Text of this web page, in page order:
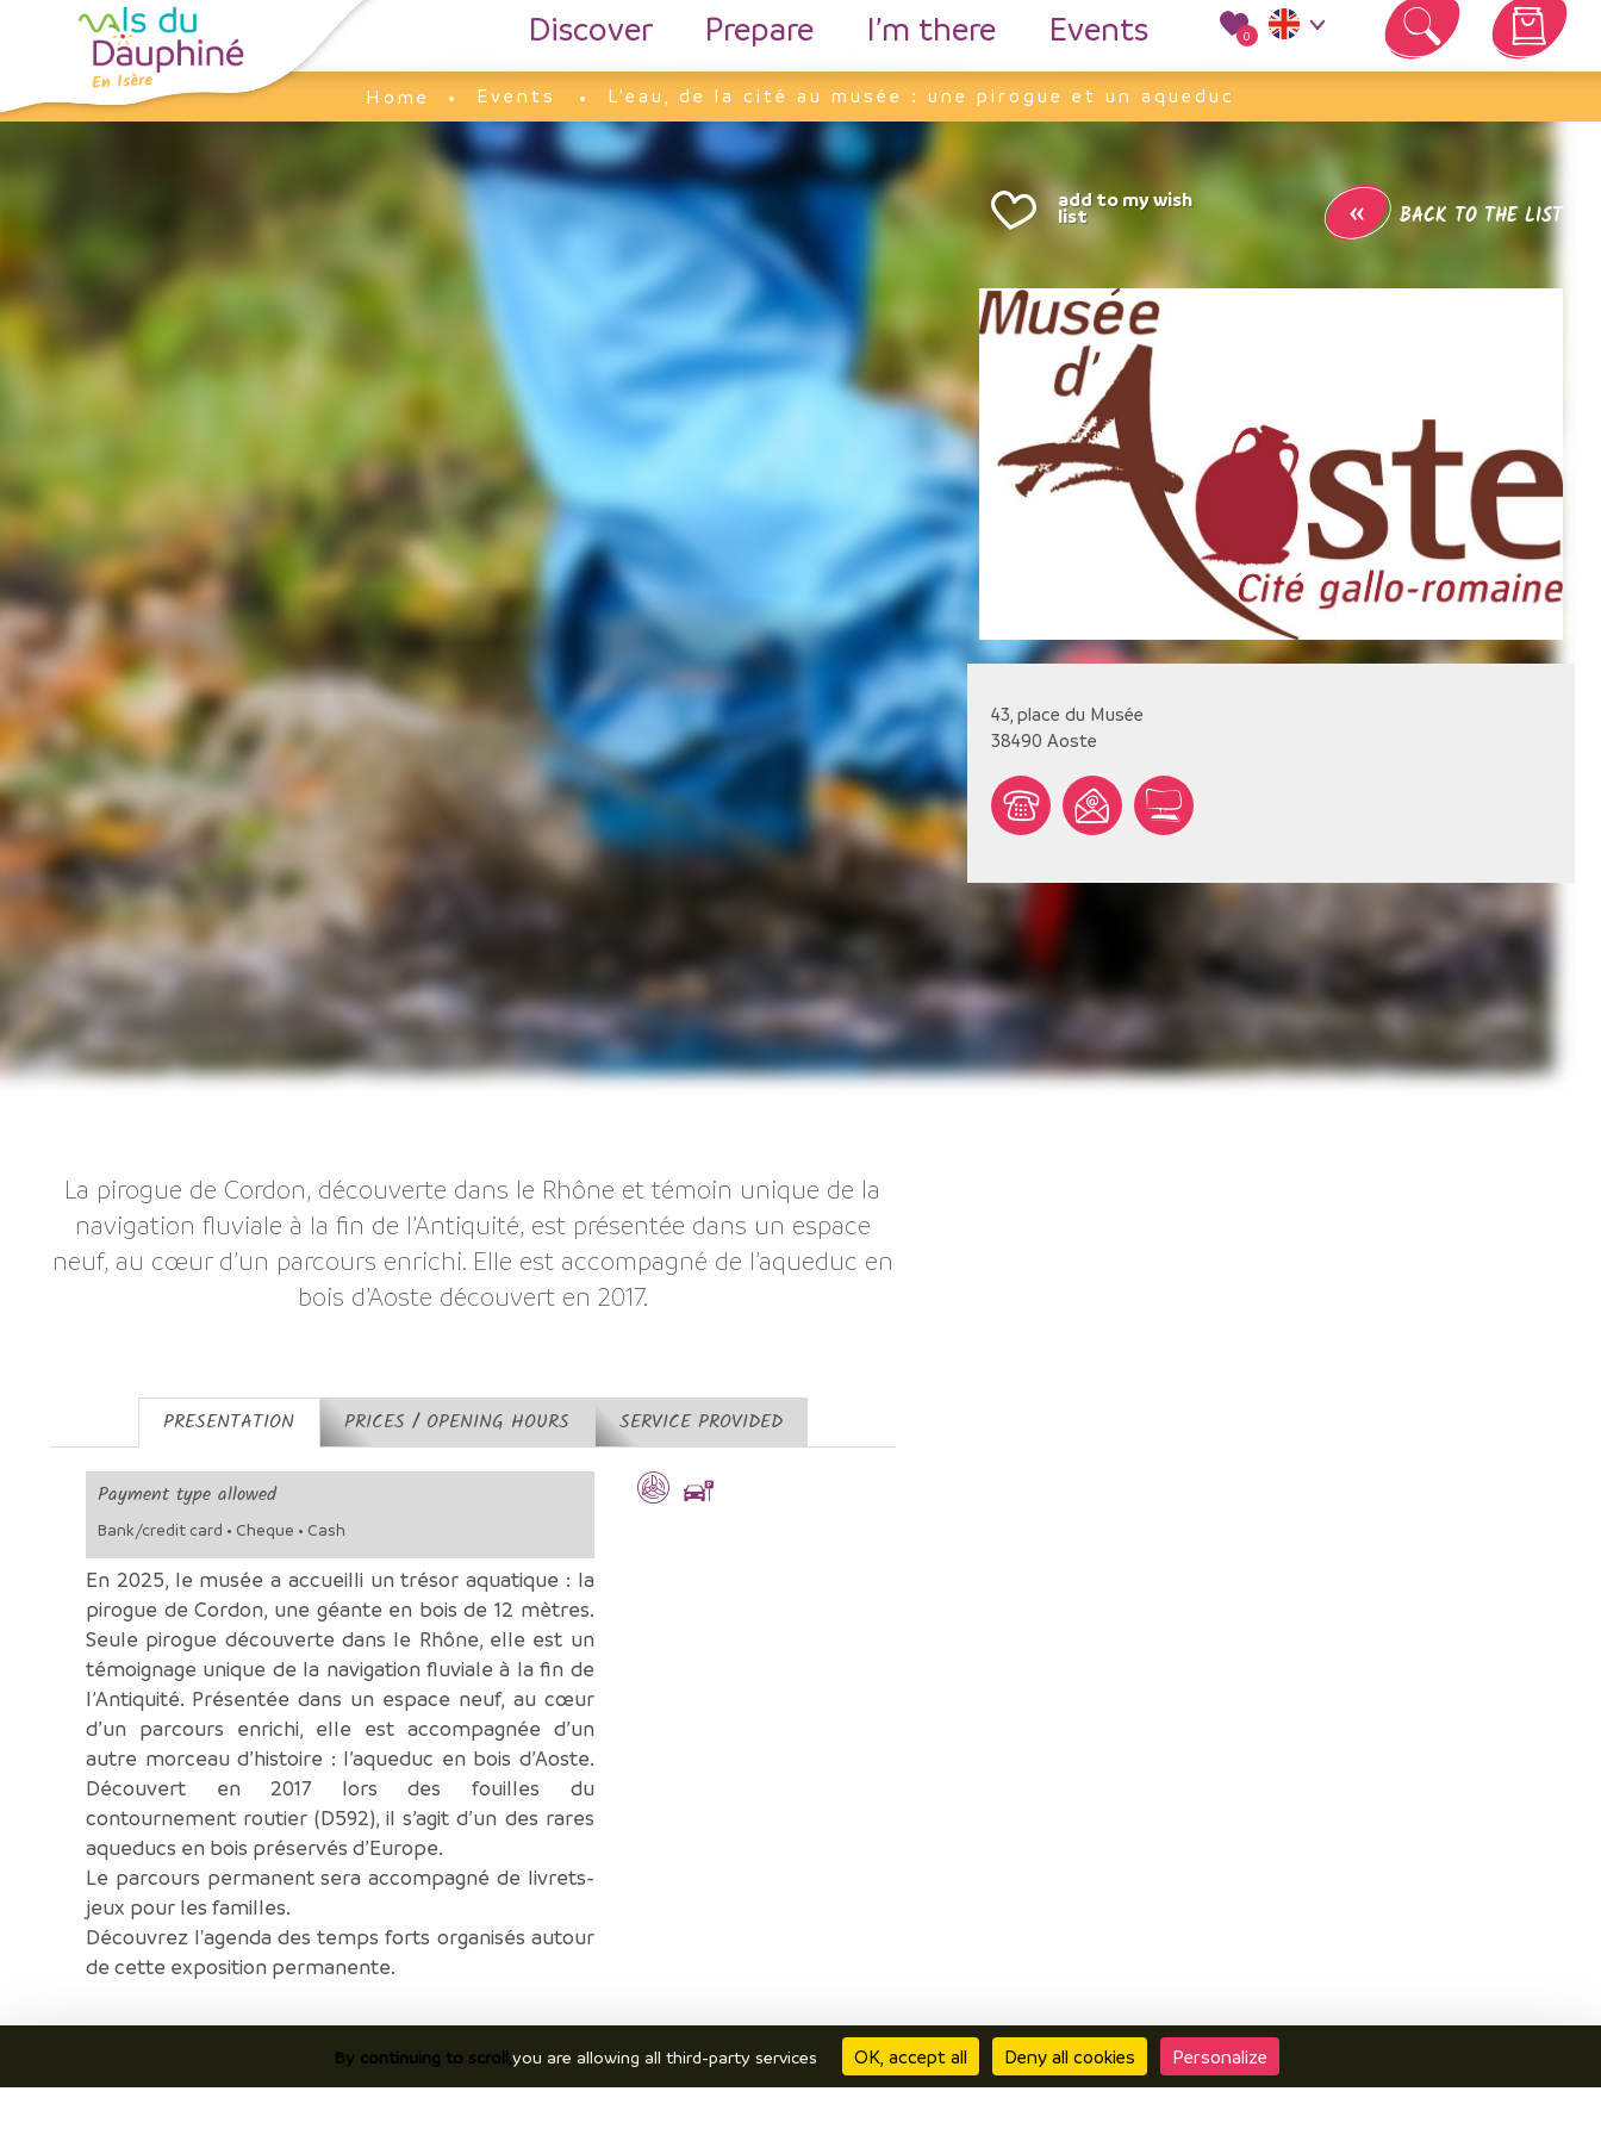
Discover Prepare I’m there Events 0
Your cart is empty
Home
Events L’eau, de la cité au musée : une pirogue et un aqueduc
La pirogue de Cordon, découverte dans le Rhône et témoin unique de la
navigation fluviale à la fin de l’Antiquité, est présentée dans un espace
neuf, au cœur d’un parcours enrichi. Elle est accompagné de l’aqueduc en
bois d’Aoste découvert en 2017.
PRESENTATION PRICES / OPENING HOURS SERVICE PROVIDED
Payment type allowed
Bank/credit card • Cheque • Cash
En 2025, le musée a accueilli un trésor aquatique : la
pirogue de Cordon, une géante en bois de 12 mètres.
Seule pirogue découverte dans le Rhône, elle est un
témoignage unique de la navigation fluviale à la fin de
l’Antiquité. Présentée dans un espace neuf, au cœur
d’un parcours enrichi, elle est accompagnée d’un
autre morceau d’histoire : l’aqueduc en bois d’Aoste.
Découvert en 2017 lors des fouilles du
contournement routier (D592), il s’agit d’un des rares
aqueducs en bois préservés d’Europe.
Le parcours permanent sera accompagné de livrets-
jeux pour les familles.
Découvrez l'agenda des temps forts organisés autour
de cette exposition permanente.
« BACK TO THE LIST
43, place du Musée
38490 Aoste
Cookies management panel
By continuing to scroll,you are allowing all third-party services OK, accept all Deny all cookies Personalize